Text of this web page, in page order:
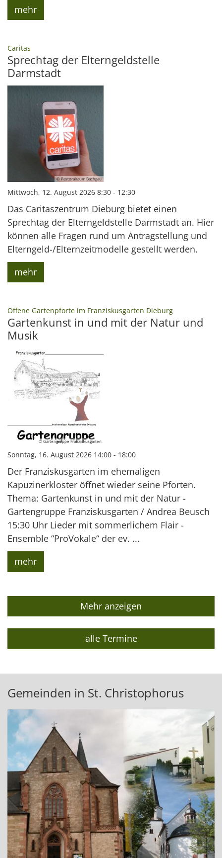
mehr
Caritas
Sprechtag der Elterngeldstelle
Darmstadt
© Pastoralraum Bachgau
Mittwoch, 12. August 2026 8:30 - 12:30
Das Caritaszentrum Dieburg bietet einen
Sprechtag der Elterngeldstelle Darmstadt an. Hier
können alle Fragen rund um Antragstellung und
Elterngeld-/Elternzeitmodelle gestellt werden.
mehr
Offene Gartenpforte im Franziskusgarten Dieburg:
Gartenkunst in und mit der Natur und
Musik
© Gartengruppe Franziskusgarten
Sonntag, 16. August 2026 14:00 - 18:00
Der Franziskusgarten im ehemaligen
Kapuzinerkloster öffnet wieder seine Pforten.
Thema: Gartenkunst in und mit der Natur -
Gartengruppe Franziskusgarten / Andrea Beusch
15:30 Uhr Lieder mit sommerlichem Flair -
Ensemble “ProVokale“ der ev. ...
mehr
Mehr anzeigen
alle Termine
Gemeinden in St. Christophorus